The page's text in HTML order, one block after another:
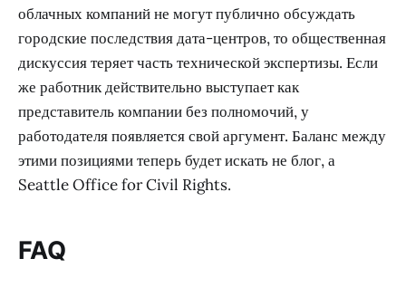
облачных компаний не могут публично обсуждать
городские последствия дата-центров, то общественная
дискуссия теряет часть технической экспертизы. Если
же работник действительно выступает как
представитель компании без полномочий, у
работодателя появляется свой аргумент. Баланс между
этими позициями теперь будет искать не блог, а
Seattle Office for Civil Rights.
FAQ